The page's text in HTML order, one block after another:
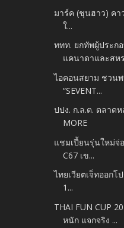
มาร์ค (ชุนฮาว) คา
ใ...
ททท. ยกทัพผู้ประก
แคนาดาและสห
ไอคอนสยาม ชวน
“SEVENT...
ปปง. ก.ล.ต. ตลาด
MORE
แชมเปี้ยนรุ่นใหม่จ่
C67 เข...
ไทยเวียตเจ็ทออกโ
1...
THAI FUN CUP
หนัก แจกจริง ...